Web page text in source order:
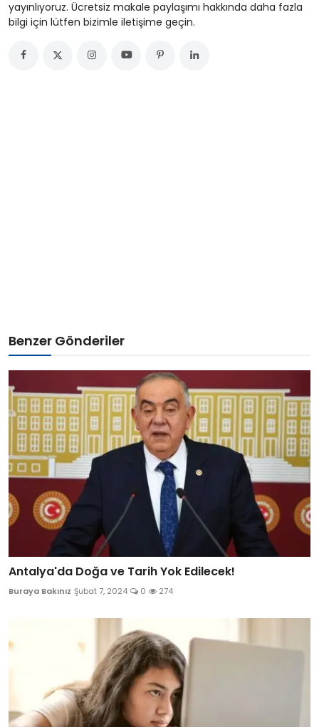
yayınlıyoruz. Ücretsiz makale paylaşımı hakkında daha fazla
bilgi için lütfen bizimle iletişime geçin.
Benzer Gönderiler
Antalya'da Doğa ve Tarih Yok Edilecek!
Buraya Bakınız Şubat 7, 2024 0 274